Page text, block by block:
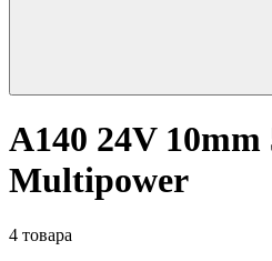
A140 24V
Multipower
4 товара